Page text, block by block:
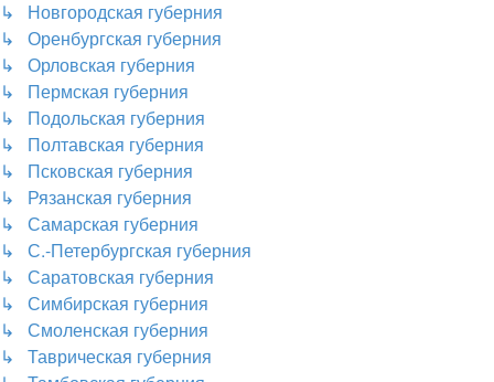
↳ Новгородская губерния
↳ Оренбургская губерния
↳ Орловская губерния
↳ Пермская губерния
↳ Подольская губерния
↳ Полтавская губерния
↳ Псковская губерния
↳ Рязанская губерния
↳ Самарская губерния
↳ С.-Петербургская губерния
↳ Саратовская губерния
↳ Симбирская губерния
↳ Смоленская губерния
↳ Таврическая губерния